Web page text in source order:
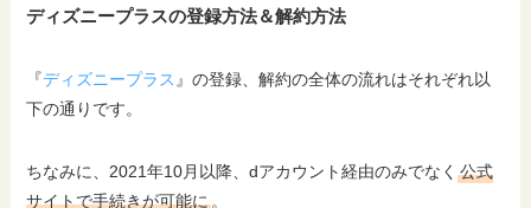
ディズニープラスの登録方法＆解約方法
『ディズニープラス 』の登録、解約の全体の流れはそれぞれ以
下の通りです。
ちなみに、2021年10月以降、dアカウント経由のみでなく公式
サイトで手続きが可能に 。